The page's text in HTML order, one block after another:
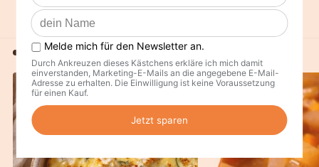
Weiter Rezeptideen